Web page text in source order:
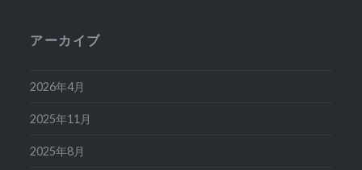
アーカイブ
2026年4月
2025年11月
2025年8月